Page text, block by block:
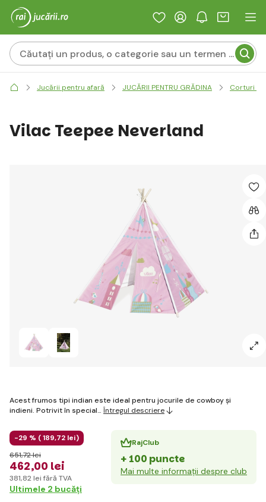
Jucării pentru afară JUCĂRII PENTRU GRĂDINA Corturi
Vilac Teepee Neverland
Acest frumos tipi indian este ideal pentru jocurile de cowboy și
indieni. Potrivit în special… Întregul descriere
-29 % (189,72 lei)
462,00 lei
651,72 lei
381,82 lei fără TVA
RajClub
+ 100 puncte
Mai multe informații despre club
Ultimele 2 bucăți